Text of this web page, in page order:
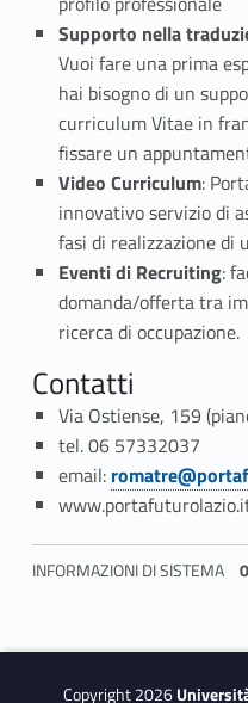
Supporto nella
Vuoi fare una prima
hai bisogno di un
curriculum Vitae in
fissare un
Video Curriculum:
innovativo servizio di
fasi di realizzazione di
Eventi di Recruiting:
domanda/offerta tra
ricerca di occupazione.
Contatti
Via Ostiense, 159
tel. 06 57332037
email:
INFORMAZIONI DI SISTEMA
Copyright 2026